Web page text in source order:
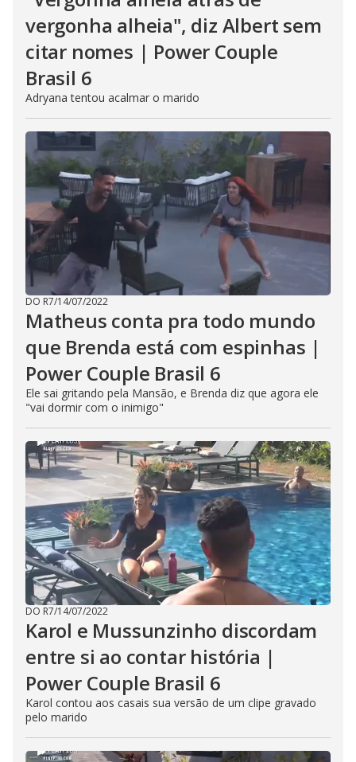
vergonha alheia", diz Albert sem
citar nomes | Power Couple
Brasil 6
Adryana tentou acalmar o marido
DO R7/14/07/2022
Matheus conta pra todo mundo
que Brenda está com espinhas |
Power Couple Brasil 6
Ele sai gritando pela Mansão, e Brenda diz que agora ele
"vai dormir com o inimigo"
DO R7/14/07/2022
Karol e Mussunzinho discordam
entre si ao contar história |
Power Couple Brasil 6
Karol contou aos casais sua versão de um clipe gravado
pelo marido